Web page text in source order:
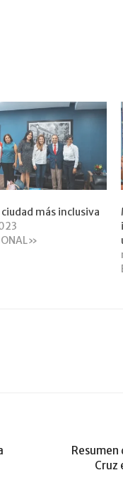
ciudad más inclusiva
Resumen
Cruz